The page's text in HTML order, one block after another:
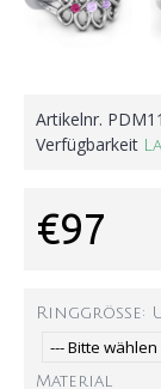
Artikelnr.
Verfügbarkeit
€97
Ringgröße:
Material